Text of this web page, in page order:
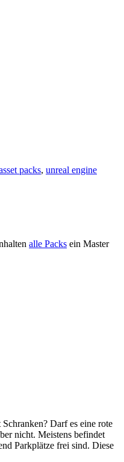
packs, unreal engine
alle Packs ein Master
Darf es eine rote
nicht. Meistens befindet
Parkplätze frei sind. Diese